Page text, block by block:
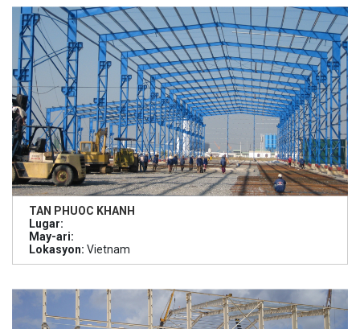
TAN PHUOC KHANH
Lugar:
May-ari:
Lokasyon: Vietnam